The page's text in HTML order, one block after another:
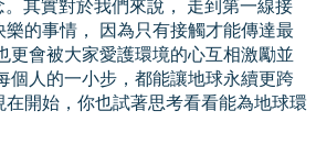
其實對於我們來說， 走到第一線接
的事情， 因為只有接觸才能傳達最
更會被大家愛護環境的心互相激勵並
個人的一小步，都能讓地球永續更跨
開始，你也試著思考看看能為地球環